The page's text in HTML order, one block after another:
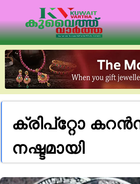
ക്രിപ്റ്റോ
നഷ്ടമായി